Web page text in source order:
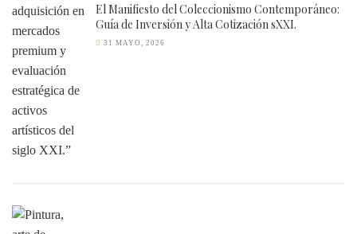
El Manifiesto del Coleccionismo Contemporáneo:
Guía de Inversión y Alta Cotización sXXI.
31 MAYO, 2026